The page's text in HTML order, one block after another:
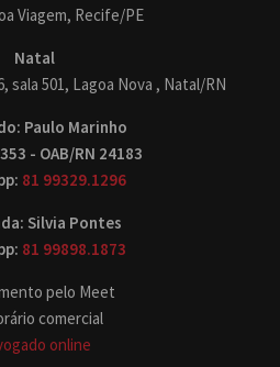
Viagem, Recife/PE
Natal
sala 501, Lagoa Nova , Natal/RN
Paulo Marinho
- OAB/RN 24183
81 99329.1296
Silvia Pontes
81 99898.1873
pelo Meet
comercial
online